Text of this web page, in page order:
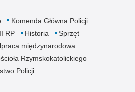
Komenda Główna Policji
RP Historia
Sprzęt
międzynarodowa
Rzymskokatolickiego
Policji